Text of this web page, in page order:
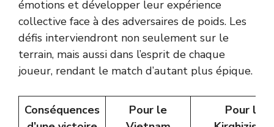
émotions et développer leur expérience
collective face à des adversaires de poids. Les
défis interviendront non seulement sur le
terrain, mais aussi dans l’esprit de chaque
joueur, rendant le match d’autant plus épique.
Conséquences
Pour le
Pour le